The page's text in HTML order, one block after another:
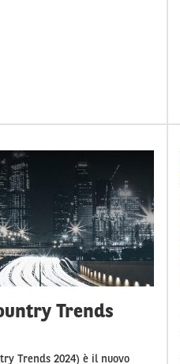
Trends
Trends 2024) è il nuovo